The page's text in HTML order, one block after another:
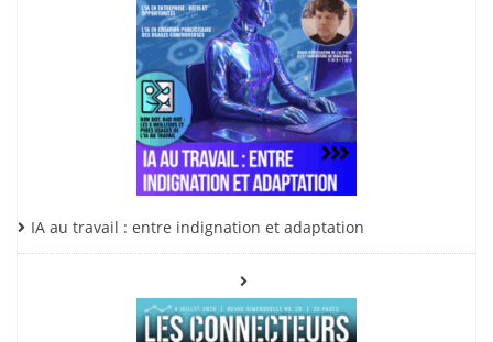
IA au travail : entre indignation et adaptation